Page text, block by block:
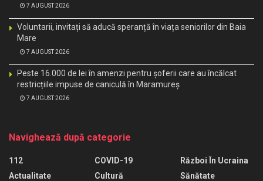
7 AUGUST 2026
Voluntarii, invitați să aducă speranță în viața seniorilor din Baia
Mare
7 AUGUST 2026
Peste 16.000 de lei în amenzi pentru șoferii care au încălcat
restricțiile impuse de caniculă în Maramureș
7 AUGUST 2026
Navighează după categorie
112
Actualitate
COVID-19
Cultură
Război În Ucraina
Sănătate